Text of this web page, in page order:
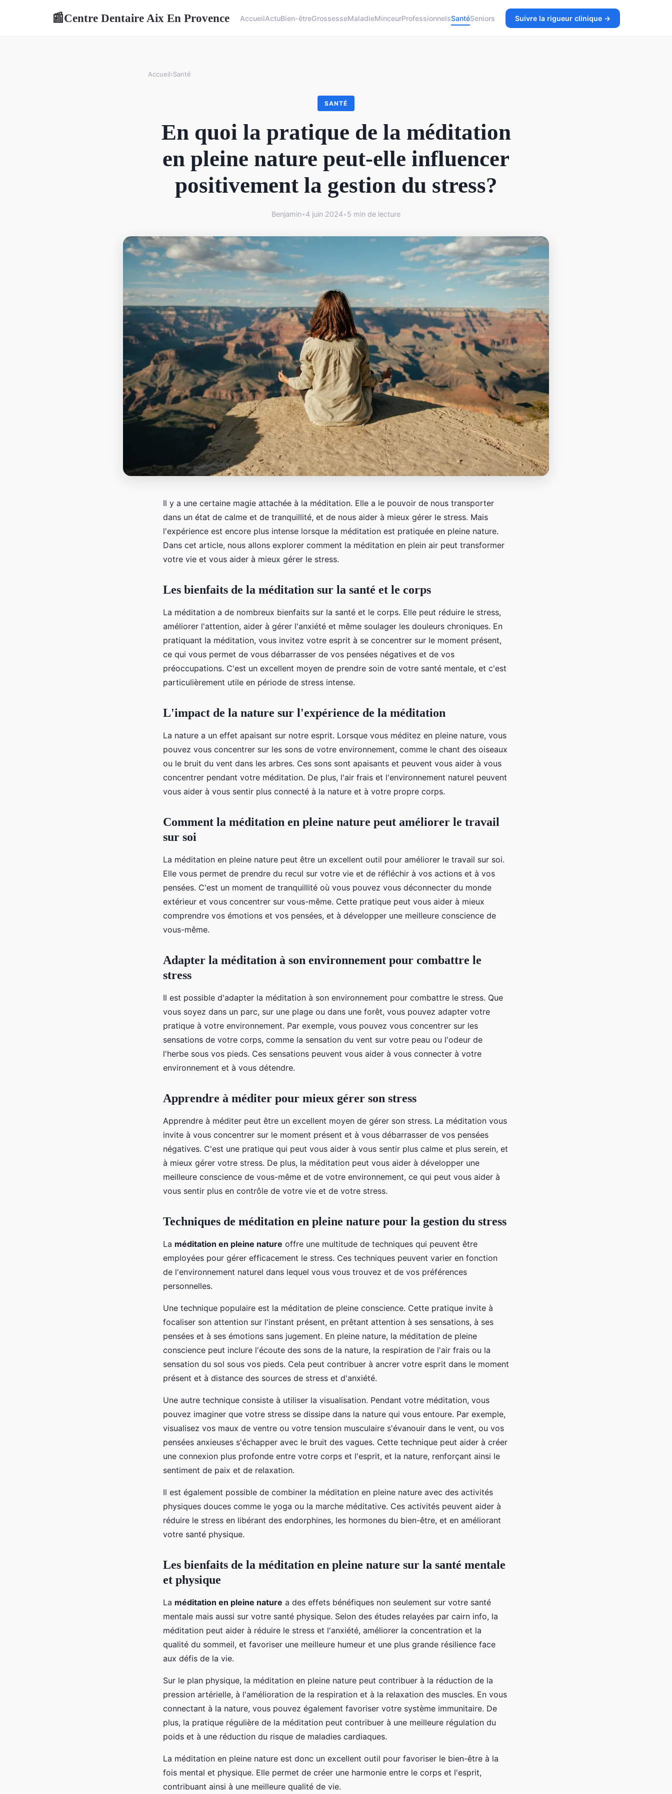
📰Centre Dentaire Aix En Provence AccueilActuBien-êtreGrossesseMaladieMinceurProfessionnelsSantéSeniors Suivre la rigueur clinique →
Accueil›Santé
SANTÉ
En quoi la pratique de la méditation
en pleine nature peut-elle influencer
positivement la gestion du stress?
Benjamin•4 juin 2024•5 min de lecture
Il y a une certaine magie attachée à la méditation. Elle a le pouvoir de nous transporter
dans un état de calme et de tranquillité, et de nous aider à mieux gérer le stress. Mais
l'expérience est encore plus intense lorsque la méditation est pratiquée en pleine nature.
Dans cet article, nous allons explorer comment la méditation en plein air peut transformer
votre vie et vous aider à mieux gérer le stress.
Les bienfaits de la méditation sur la santé et le corps
La méditation a de nombreux bienfaits sur la santé et le corps. Elle peut réduire le stress,
améliorer l'attention, aider à gérer l'anxiété et même soulager les douleurs chroniques. En
pratiquant la méditation, vous invitez votre esprit à se concentrer sur le moment présent,
ce qui vous permet de vous débarrasser de vos pensées négatives et de vos
préoccupations. C'est un excellent moyen de prendre soin de votre santé mentale, et c'est
particulièrement utile en période de stress intense.
L'impact de la nature sur l'expérience de la méditation
La nature a un effet apaisant sur notre esprit. Lorsque vous méditez en pleine nature, vous
pouvez vous concentrer sur les sons de votre environnement, comme le chant des oiseaux
ou le bruit du vent dans les arbres. Ces sons sont apaisants et peuvent vous aider à vous
concentrer pendant votre méditation. De plus, l'air frais et l'environnement naturel peuvent
vous aider à vous sentir plus connecté à la nature et à votre propre corps.
Comment la méditation en pleine nature peut améliorer le travail
sur soi
La méditation en pleine nature peut être un excellent outil pour améliorer le travail sur soi.
Elle vous permet de prendre du recul sur votre vie et de réfléchir à vos actions et à vos
pensées. C'est un moment de tranquillité où vous pouvez vous déconnecter du monde
extérieur et vous concentrer sur vous-même. Cette pratique peut vous aider à mieux
comprendre vos émotions et vos pensées, et à développer une meilleure conscience de
vous-même.
Adapter la méditation à son environnement pour combattre le
stress
Il est possible d'adapter la méditation à son environnement pour combattre le stress. Que
vous soyez dans un parc, sur une plage ou dans une forêt, vous pouvez adapter votre
pratique à votre environnement. Par exemple, vous pouvez vous concentrer sur les
sensations de votre corps, comme la sensation du vent sur votre peau ou l'odeur de
l'herbe sous vos pieds. Ces sensations peuvent vous aider à vous connecter à votre
environnement et à vous détendre.
Apprendre à méditer pour mieux gérer son stress
Apprendre à méditer peut être un excellent moyen de gérer son stress. La méditation vous
invite à vous concentrer sur le moment présent et à vous débarrasser de vos pensées
négatives. C'est une pratique qui peut vous aider à vous sentir plus calme et plus serein, et
à mieux gérer votre stress. De plus, la méditation peut vous aider à développer une
meilleure conscience de vous-même et de votre environnement, ce qui peut vous aider à
vous sentir plus en contrôle de votre vie et de votre stress.
Techniques de méditation en pleine nature pour la gestion du stress
La méditation en pleine nature offre une multitude de techniques qui peuvent être
employées pour gérer efficacement le stress. Ces techniques peuvent varier en fonction
de l'environnement naturel dans lequel vous vous trouvez et de vos préférences
personnelles.
Une technique populaire est la méditation de pleine conscience. Cette pratique invite à
focaliser son attention sur l'instant présent, en prêtant attention à ses sensations, à ses
pensées et à ses émotions sans jugement. En pleine nature, la méditation de pleine
conscience peut inclure l'écoute des sons de la nature, la respiration de l'air frais ou la
sensation du sol sous vos pieds. Cela peut contribuer à ancrer votre esprit dans le moment
présent et à distance des sources de stress et d'anxiété.
Une autre technique consiste à utiliser la visualisation. Pendant votre méditation, vous
pouvez imaginer que votre stress se dissipe dans la nature qui vous entoure. Par exemple,
visualisez vos maux de ventre ou votre tension musculaire s'évanouir dans le vent, ou vos
pensées anxieuses s'échapper avec le bruit des vagues. Cette technique peut aider à créer
une connexion plus profonde entre votre corps et l'esprit, et la nature, renforçant ainsi le
sentiment de paix et de relaxation.
Il est également possible de combiner la méditation en pleine nature avec des activités
physiques douces comme le yoga ou la marche méditative. Ces activités peuvent aider à
réduire le stress en libérant des endorphines, les hormones du bien-être, et en améliorant
votre santé physique.
Les bienfaits de la méditation en pleine nature sur la santé mentale
et physique
La méditation en pleine nature a des effets bénéfiques non seulement sur votre santé
mentale mais aussi sur votre santé physique. Selon des études relayées par cairn info, la
méditation peut aider à réduire le stress et l'anxiété, améliorer la concentration et la
qualité du sommeil, et favoriser une meilleure humeur et une plus grande résilience face
aux défis de la vie.
Sur le plan physique, la méditation en pleine nature peut contribuer à la réduction de la
pression artérielle, à l'amélioration de la respiration et à la relaxation des muscles. En vous
connectant à la nature, vous pouvez également favoriser votre système immunitaire. De
plus, la pratique régulière de la méditation peut contribuer à une meilleure régulation du
poids et à une réduction du risque de maladies cardiaques.
La méditation en pleine nature est donc un excellent outil pour favoriser le bien-être à la
fois mental et physique. Elle permet de créer une harmonie entre le corps et l'esprit,
contribuant ainsi à une meilleure qualité de vie.